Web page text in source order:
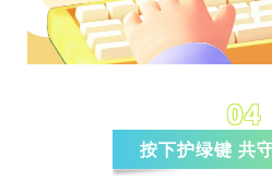
04
按下护绿键 共